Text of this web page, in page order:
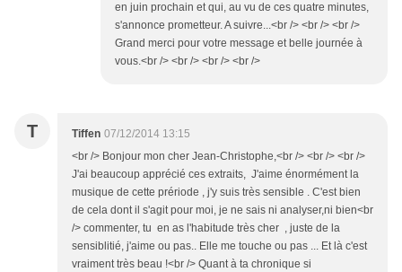
en juin prochain et qui, au vu de ces quatre minutes,
s'annonce prometteur. A suivre...<br /> <br /> <br />
Grand merci pour votre message et belle journée à
vous.<br /> <br /> <br /> <br />
T Tiffen 07/12/2014 13:15
<br /> Bonjour mon cher Jean-Christophe,<br /> <br /> <br />
J'ai beaucoup apprécié ces extraits, J'aime énormément la
musique de cette prériode , j'y suis très sensible . C'est bien
de cela dont il s'agit pour moi, je ne sais ni analyser,ni bien<br
/> commenter, tu en as l'habitude très cher , juste de la
sensiblitié, j'aime ou pas.. Elle me touche ou pas ... Et là c'est
vraiment très beau !<br /> Quant à ta chronique si